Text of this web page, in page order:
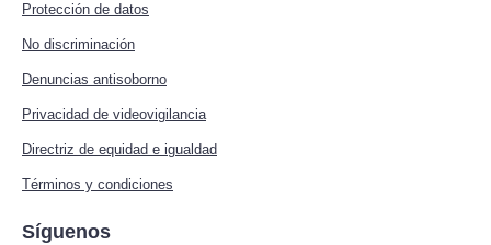
Protección de datos
No discriminación
Denuncias antisoborno
Privacidad de videovigilancia
Directriz de equidad e igualdad
Términos y condiciones
Síguenos